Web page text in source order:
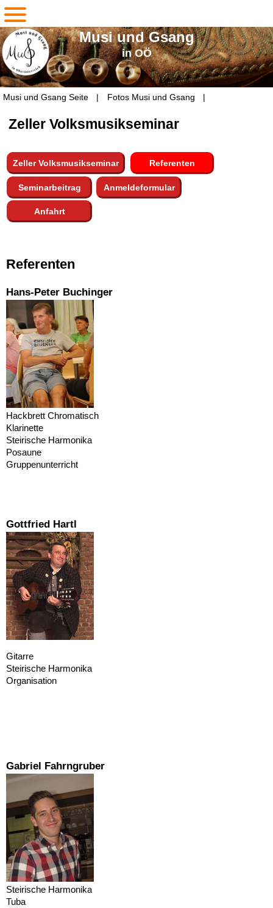
Musi und Gsang
in OÖ
Navigation
überspringen
Musi und Gsang Seite Fotos Musi und Gsang
Zeller Volksmusikseminar
Zeller Volksmusikseminar Referenten
Seminarbeitrag Anmeldeformular
Anfahrt
Referenten
Hans-Peter Buchinger
Hackbrett Chromatisch
Klarinette
Steirische Harmonika
Posaune
Gruppenunterricht
Gottfried Hartl
Gitarre
Steirische Harmonika
Organisation
Gabriel Fahrngruber
Steirische Harmonika
Tuba